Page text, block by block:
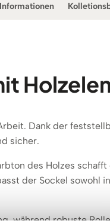
Dank der
sicher.
des Holzes
der Sockel sowohl
während robuste